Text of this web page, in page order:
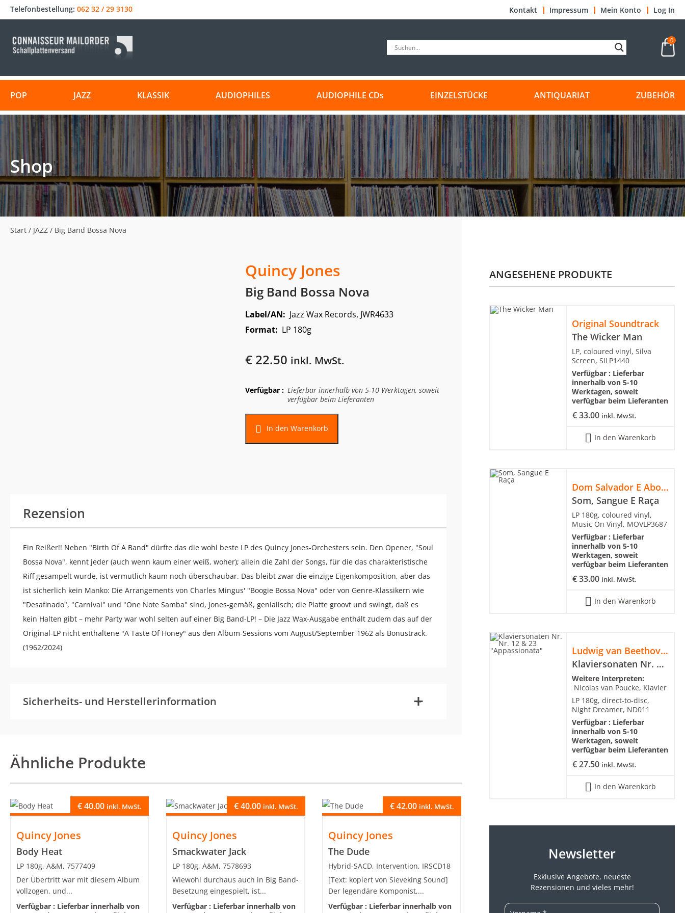
Telefonbestellung: 062 32 / 29 3130 Kontakt Impressum Mein Konto Log In
0
POP JAZZ KLASSIK AUDIOPHILES AUDIOPHILE CDs EINZELSTÜCKE ANTIQUARIAT ZUBEHÖR
Shop
Start / JAZZ / Big Band Bossa Nova
Quincy Jones
Big Band Bossa Nova
Label/AN: Jazz Wax Records, JWR4633
Format: LP 180g
€22.50 inkl. MwSt.
Verfügbar : Lieferbar innerhalb von 5-10 Werktagen, soweit
verfügbar beim Lieferanten
In den Warenkorb
Rezension
Ein Reißer!! Neben "Birth Of A Band" dürfte das die wohl beste LP des Quincy Jones-Orchesters sein. Den Opener, "Soul
Bossa Nova", kennt jeder (auch wenn kaum einer weiß, woher); allein die Zahl der Songs, für die das charakteristische
Riff gesampelt wurde, ist vermutlich kaum noch überschaubar. Das bleibt zwar die einzige Eigenkomposition, aber das
ist sicherlich kein Manko: Die Arrangements von Charles Mingus' "Boogie Bossa Nova" oder von Genre-Klassikern wie
"Desafinado", "Carnival" und "One Note Samba" sind, Jones-gemäß, genialisch; die Platte groovt und swingt, daß es
kein Halten gibt – mehr Party war wohl selten auf einer Big Band-LP! – Die Jazz Wax-Ausgabe enthält zudem das auf der
Original-LP nicht enthaltene "A Taste Of Honey" aus den Album-Sessions vom August/September 1962 als Bonustrack.
(1962/2024)
Sicherheits- und Herstellerinformation +
-
Ähnliche Produkte
Quincy Jones
Body Heat
€40.00 inkl. MwSt.
LP 180g, A&M, 7577409
Der Übertritt war mit diesem Album
vollzogen, und...
Verfügbar : Lieferbar innerhalb von
Quincy Jones
Smackwater Jack
€40.00 inkl. MwSt.
LP 180g, A&M, 7578693
Wiewohl durchaus auch in Big Band-
Besetzung eingespielt, ist...
Verfügbar : Lieferbar innerhalb von
Quincy Jones
The Dude
€42.00 inkl. MwSt.
Hybrid-SACD, Intervention, IRSCD18
[Text: kopiert von Sieveking Sound]
Der legendäre Komponist,...
Verfügbar : Lieferbar innerhalb von
ANGESEHENE PRODUKTE
Original Soundtrack
The Wicker Man
€33.00 inkl. MwSt.
LP, coloured vinyl, Silva
Screen, SILP1440
Verfügbar : Lieferbar
innerhalb von 5-10
Werktagen, soweit
verfügbar beim Lieferanten
In den Warenkorb
Dom Salvador E Abolição
Som, Sangue E Raça
€33.00 inkl. MwSt.
LP 180g, coloured vinyl,
Music On Vinyl, MOVLP3687
Verfügbar : Lieferbar
innerhalb von 5-10
Werktagen, soweit
verfügbar beim Lieferanten
In den Warenkorb
Ludwig van Beethoven
Klaviersonaten Nr. Nr. 12 & 23 "Appassionata"
€27.50 inkl. MwSt.
Weitere Interpreten:
Nicolas van Poucke, Klavier
LP 180g, direct-to-disc,
Night Dreamer, ND011
Verfügbar : Lieferbar
innerhalb von 5-10
Werktagen, soweit
verfügbar beim Lieferanten
In den Warenkorb
Newsletter
Exklusive Angebote, neueste
Rezensionen und vieles mehr!